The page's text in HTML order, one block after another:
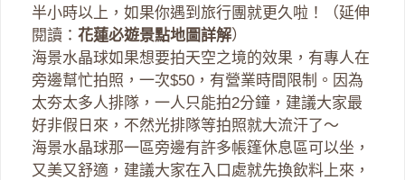
半小時以上，如果你遇到旅行團就更久啦！（延伸
閱讀： 花蓮必遊景點地圖詳解）
海景水晶球如果想要拍天空之境的效果，有專人在
旁邊幫忙拍照，一次$50，有營業時間限制。因為
太夯太多人排隊，一人只能拍2分鐘，建議大家最
好非假日來，不然光排隊等拍照就大流汗了～
海景水晶球那一區旁邊有許多帳篷休息區可以坐，
又美又舒適，建議大家在入口處就先換飲料上來，